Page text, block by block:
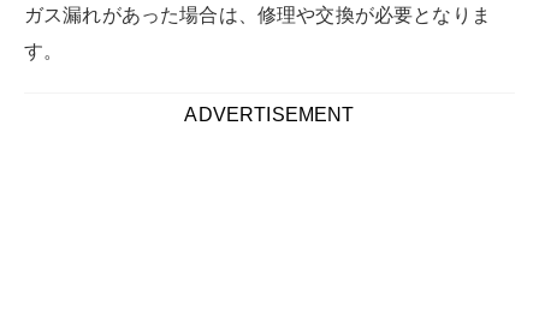
ガス漏れがあった場合は、修理や交換が必要となりま
す。
ADVERTISEMENT